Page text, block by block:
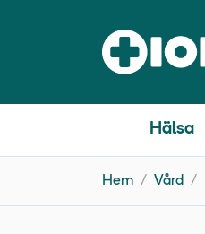
Hälsa
Hem Vård